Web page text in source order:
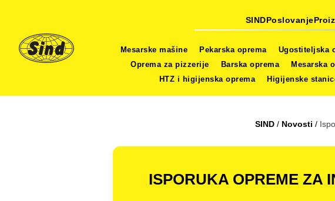
SINDPoslovanje
Mesarske mašine Pekarska oprema Ugostiteljska
Oprema za pizzerije
Barska oprema Mesarska
HTZ i higijenska oprema
Higijenske
SIND / Novosti /
ISPORUKA OPREME ZA